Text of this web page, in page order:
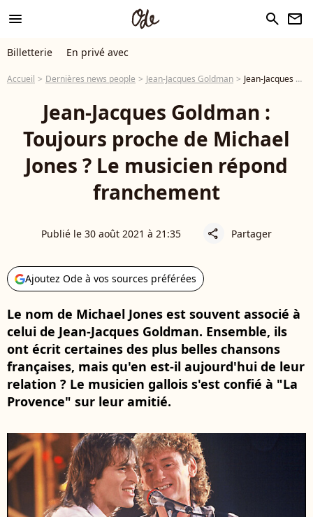
menu search newsletter
Billetterie En privé avec
Accueil Dernières news people Jean-Jacques Goldman Jean-Jacques Goldman : Toujours proche de Michael Jones ? Le musicien répond franchement
Jean-Jacques Goldman :
Toujours proche de Michael
Jones ? Le musicien répond
franchement
Publié le 30 août 2021 à 21:35 share Partager
Ajoutez Ode à vos sources préférées
Le nom de Michael Jones est souvent associé à
celui de Jean-Jacques Goldman. Ensemble, ils
ont écrit certaines des plus belles chansons
françaises, mais qu'en est-il aujourd'hui de leur
relation ? Le musicien gallois s'est confié à "La
Provence" sur leur amitié.